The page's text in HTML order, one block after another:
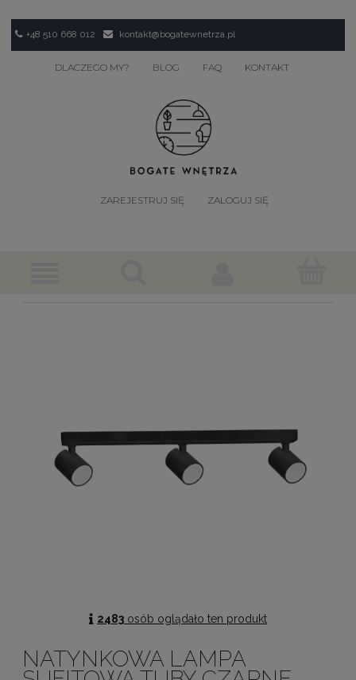
+48 510 668 012 kontakt@bogatewnetrza.pl
DLACZEGO MY? BLOG FAQ KONTAKT
ZAREJESTRUJ SIĘ ZALOGUJ SIĘ
2483 osób oglądało ten produkt
NATYNKOWA LAMPA